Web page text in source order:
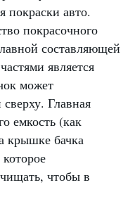
покраски авто.
покрасочного
составляющей
является
может
сверху. Главная
емкость (как
крышке бачка
чтобы в